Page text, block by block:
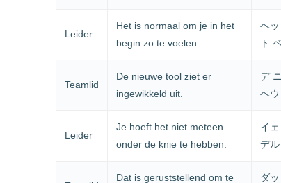
Leider
Het is normaal om je in het
begin zo te voelen.
ヘ
ト
Teamlid
De nieuwe tool ziet er
ingewikkeld uit.
デ
ヘ
Leider
Je hoeft het niet meteen
onder de knie te hebben.
イ
デ
Dat is geruststellend om te ダ